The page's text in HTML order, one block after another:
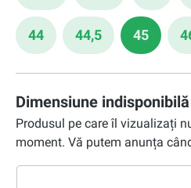
44 44,5 45
Dimensiune indisponibilă
Produsul pe care îl vizualizați
moment. Vă putem anunța